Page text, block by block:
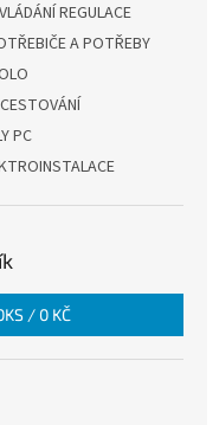
REGULACE
A POTŘEBY
PC
KS / 0 KČ